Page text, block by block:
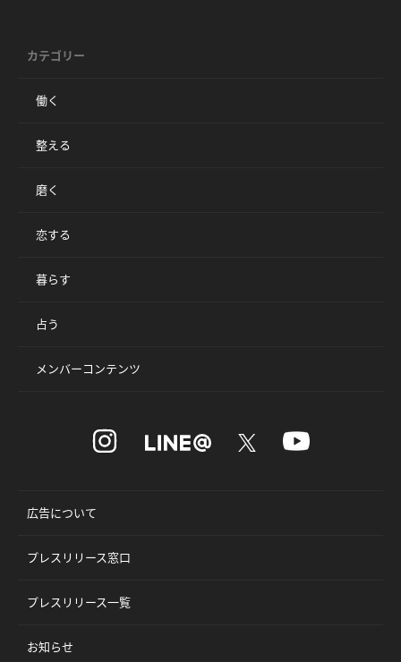
カテゴリー
働く
整える
磨く
恋する
暮らす
占う
メンバーコンテンツ
広告について
プレスリリース窓口
プレスリリース一覧
お知らせ